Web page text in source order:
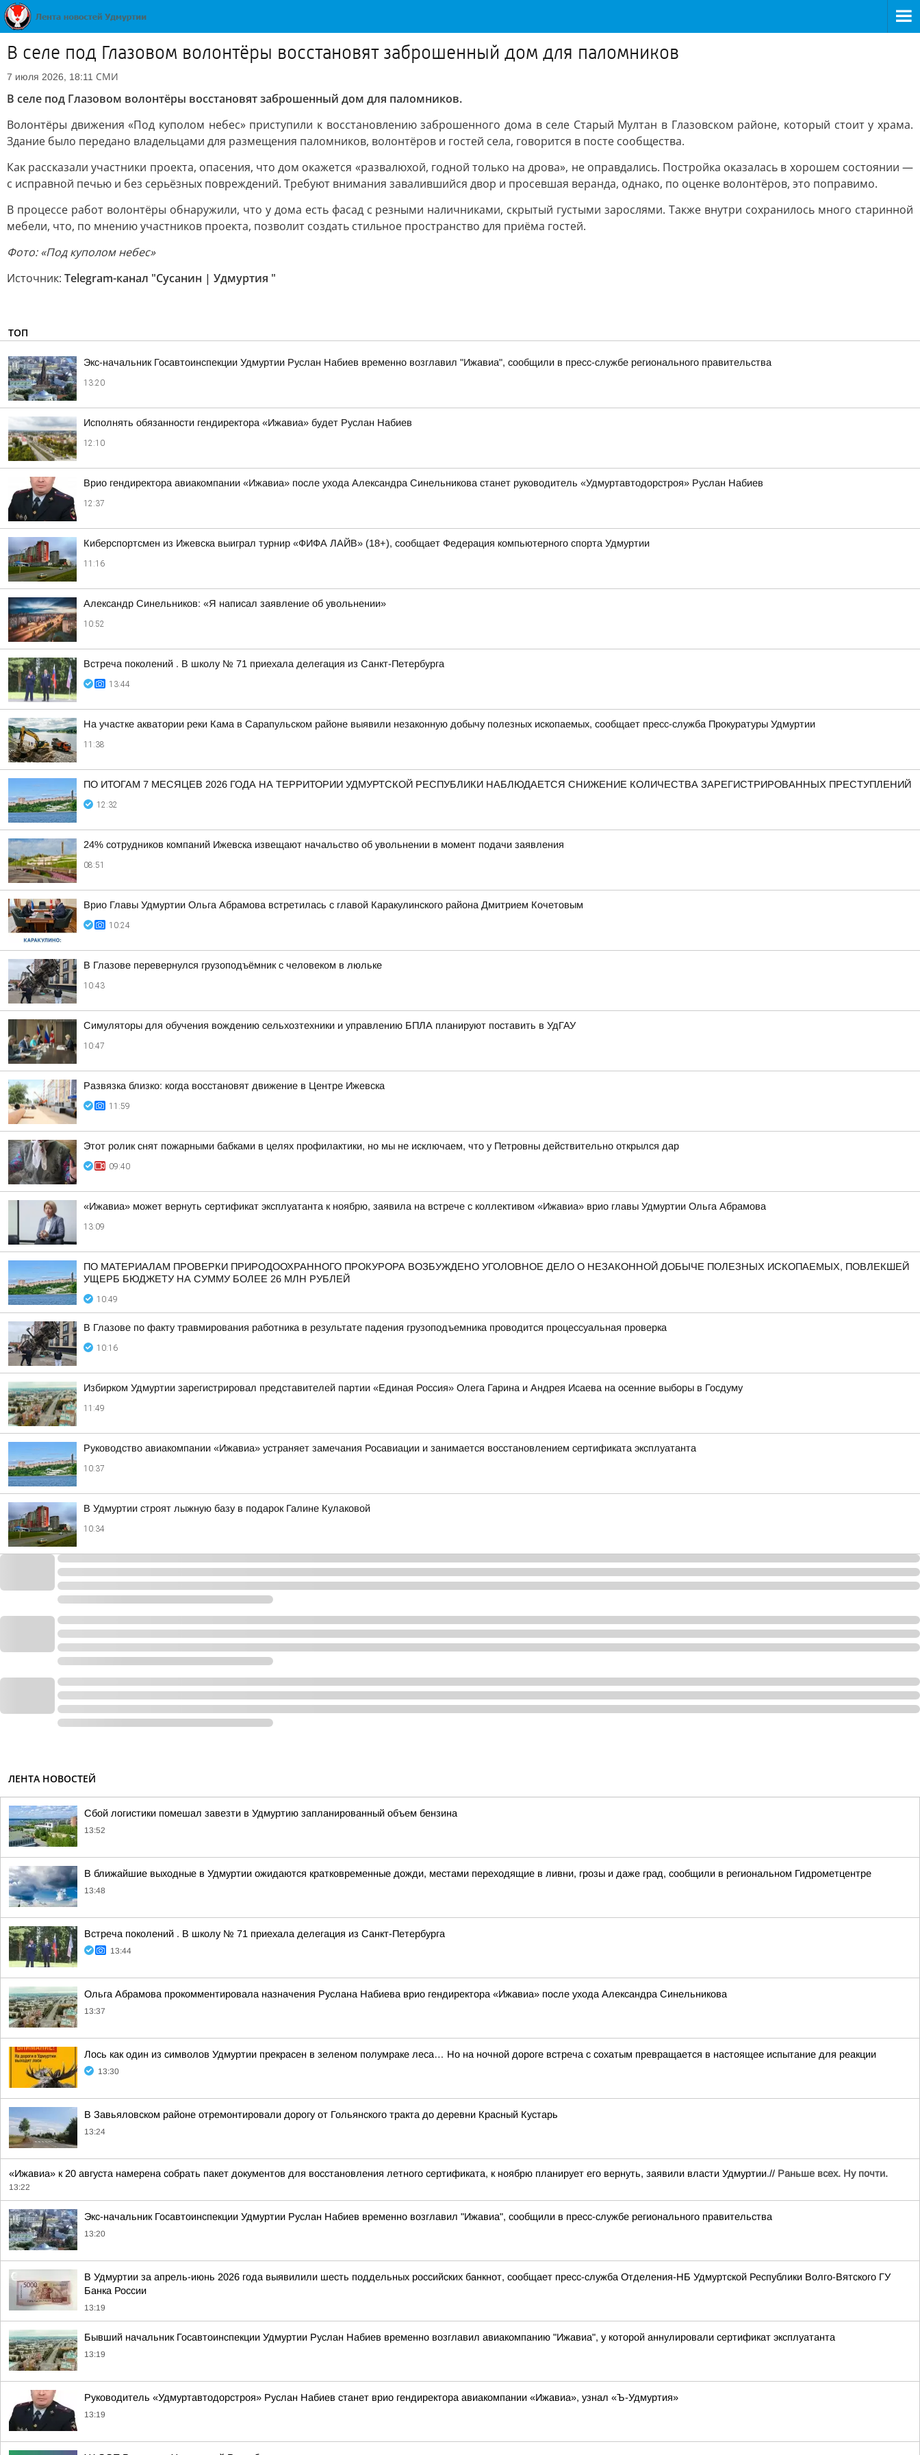
В селе под Глазовом волонтёры восстановят заброшенный дом для паломников
7 июля 2026, 18:11 СМИ
В селе под Глазовом волонтёры восстановят заброшенный дом для паломников.
Волонтёры движения «Под куполом небес» приступили к восстановлению заброшенного дома в селе Старый Мултан в Глазовском районе, который стоит у храма.
Здание было передано владельцами для размещения паломников, волонтёров и гостей села, говорится в посте сообщества.
Как рассказали участники проекта, опасения, что дом окажется «развалюхой, годной только на дрова», не оправдались. Постройка оказалась в хорошем состоянии —
с исправной печью и без серьёзных повреждений. Требуют внимания завалившийся двор и просевшая веранда, однако, по оценке волонтёров, это поправимо.
В процессе работ волонтёры обнаружили, что у дома есть фасад с резными наличниками, скрытый густыми зарослями. Также внутри сохранилось много старинной
мебели, что, по мнению участников проекта, позволит создать стильное пространство для приёма гостей.
Фото: «Под куполом небес»
Источник: Telegram-канал "Сусанин | Удмуртия "
ТОП
Экс-начальник Госавтоинспекции Удмуртии Руслан Набиев временно возглавил "Ижавиа", сообщили в пресс-службе регионального правительства
13:20
Исполнять обязанности гендиректора «Ижавиа» будет Руслан Набиев
12:10
Врио гендиректора авиакомпании «Ижавиа» после ухода Александра Синельникова станет руководитель «Удмуртавтодорстроя» Руслан Набиев
12:37
Киберспортсмен из Ижевска выиграл турнир «ФИФА ЛАЙВ» (18+), сообщает Федерация компьютерного спорта Удмуртии
11:16
Александр Синельников: «Я написал заявление об увольнении»
10:52
Встреча поколений . В школу № 71 приехала делегация из Санкт-Петербурга
13:44
На участке акватории реки Кама в Сарапульском районе выявили незаконную добычу полезных ископаемых, сообщает пресс-служба Прокуратуры Удмуртии
11:38
ПО ИТОГАМ 7 МЕСЯЦЕВ 2026 ГОДА НА ТЕРРИТОРИИ УДМУРТСКОЙ РЕСПУБЛИКИ НАБЛЮДАЕТСЯ СНИЖЕНИЕ КОЛИЧЕСТВА ЗАРЕГИСТРИРОВАННЫХ ПРЕСТУПЛЕНИЙ
12:32
24% сотрудников компаний Ижевска извещают начальство об увольнении в момент подачи заявления
08:51
Врио Главы Удмуртии Ольга Абрамова встретилась с главой Каракулинского района Дмитрием Кочетовым
10:24
В Глазове перевернулся грузоподъёмник с человеком в люльке
10:43
Симуляторы для обучения вождению сельхозтехники и управлению БПЛА планируют поставить в УдГАУ
10:47
Развязка близко: когда восстановят движение в Центре Ижевска
11:59
Этот ролик снят пожарными бабками в целях профилактики, но мы не исключаем, что у Петровны действительно открылся дар
09:40
«Ижавиа» может вернуть сертификат эксплуатанта к ноябрю, заявила на встрече с коллективом «Ижавиа» врио главы Удмуртии Ольга Абрамова
13:09
ПО МАТЕРИАЛАМ ПРОВЕРКИ ПРИРОДООХРАННОГО ПРОКУРОРА ВОЗБУЖДЕНО УГОЛОВНОЕ ДЕЛО О НЕЗАКОННОЙ ДОБЫЧЕ ПОЛЕЗНЫХ ИСКОПАЕМЫХ, ПОВЛЕКШЕЙ
УЩЕРБ БЮДЖЕТУ НА СУММУ БОЛЕЕ 26 МЛН РУБЛЕЙ
10:49
В Глазове по факту травмирования работника в результате падения грузоподъемника проводится процессуальная проверка
10:16
Избирком Удмуртии зарегистрировал представителей партии «Единая Россия» Олега Гарина и Андрея Исаева на осенние выборы в Госдуму
11:49
Руководство авиакомпании «Ижавиа» устраняет замечания Росавиации и занимается восстановлением сертификата эксплуатанта
10:37
В Удмуртии строят лыжную базу в подарок Галине Кулаковой
10:34
ЛЕНТА НОВОСТЕЙ
Сбой логистики помешал завезти в Удмуртию запланированный объем бензина
13:52
В ближайшие выходные в Удмуртии ожидаются кратковременные дожди, местами переходящие в ливни, грозы и даже град, сообщили в региональном Гидрометцентре
13:48
Встреча поколений . В школу № 71 приехала делегация из Санкт-Петербурга
13:44
Ольга Абрамова прокомментировала назначения Руслана Набиева врио гендиректора «Ижавиа» после ухода Александра Синельникова
13:37
Лось как один из символов Удмуртии прекрасен в зеленом полумраке леса… Но на ночной дороге встреча с сохатым превращается в настоящее испытание для реакции
13:30
В Завьяловском районе отремонтировали дорогу от Гольянского тракта до деревни Красный Кустарь
13:24
«Ижавиа» к 20 августа намерена собрать пакет документов для восстановления летного сертификата, к ноябрю планирует его вернуть, заявили власти Удмуртии.// Раньше всех. Ну почти.
13:22
Экс-начальник Госавтоинспекции Удмуртии Руслан Набиев временно возглавил "Ижавиа", сообщили в пресс-службе регионального правительства
13:20
В Удмуртии за апрель-июнь 2026 года выявилили шесть поддельных российских банкнот, сообщает пресс-служба Отделения-НБ Удмуртской Республики Волго-Вятского ГУ
Банка России
13:19
Бывший начальник Госавтоинспекции Удмуртии Руслан Набиев временно возглавил авиакомпанию "Ижавиа", у которой аннулировали сертификат эксплуатанта
13:19
Руководитель «Удмуртавтодорстроя» Руслан Набиев станет врио гендиректора авиакомпании «Ижавиа», узнал «Ъ-Удмуртия»
13:19